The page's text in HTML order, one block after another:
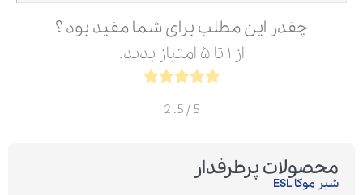
چقدر این مطلب برای شما مفید بود ؟
از ۱ تا ۵ امتیاز بدید.
5
/ 5.
2
محصولات پرطرفدار
شیر موکا ESL